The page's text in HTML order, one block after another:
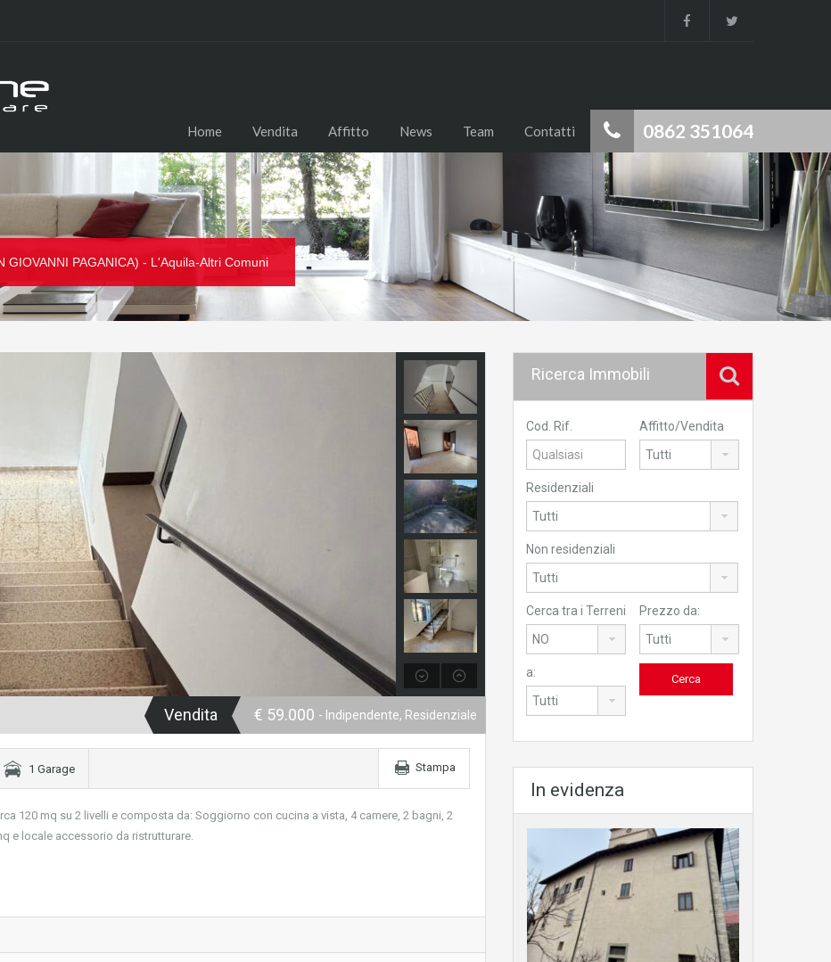
0862 351064
Home Vendita Affitto News Team Contatti
GIOVANNI PAGANICA) - L'Aquila-Altri Comuni
Vendita € 59.000 - Indipendente, Residenziale
1 Garage Stampa
120 mq su 2 livelli e composta da: Soggiorno con cucina a vista, 4 camere, 2 bagni, 2
e locale accessorio da ristrutturare.
Ricerca Immobili
Cod. Rif. Affitto/Vendita
Residenziali
Non residenziali
Cerca tra i Terreni Prezzo da:
a:
In evidenza